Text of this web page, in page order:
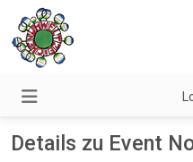
Details zu Event